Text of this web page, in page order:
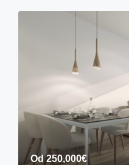
Od250,000€